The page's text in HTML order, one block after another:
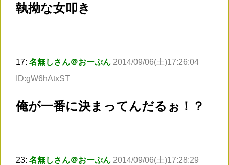
執拗な女叩き
17: 名無しさん＠おーぷん 2014/09/06(土)17:26:04
ID:gW6hAtxST
俺が一番に決まってんだるぉ！？
23: 名無しさん＠おーぷん 2014/09/06(土)17:28:29